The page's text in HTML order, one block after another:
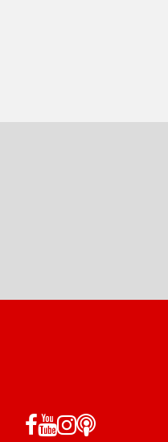
Facebook
YouTube
Instagram
Podd